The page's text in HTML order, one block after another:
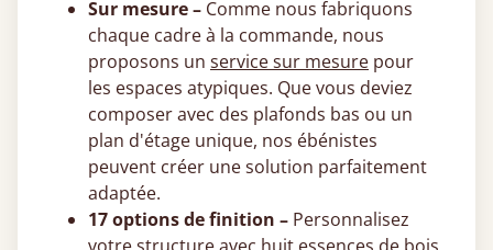
Sur mesure – Comme nous fabriquons
chaque cadre à la commande, nous
proposons un service sur mesure pour
les espaces atypiques. Que vous deviez
composer avec des plafonds bas ou un
plan d'étage unique, nos ébénistes
peuvent créer une solution parfaitement
adaptée.
17 options de finition – Personnalisez